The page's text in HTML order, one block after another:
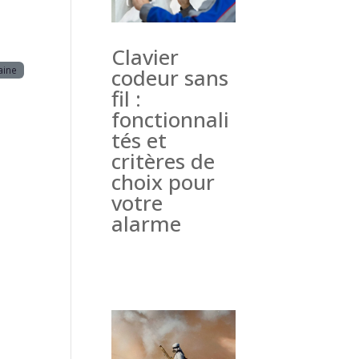
Clavier
codeur sans
fil :
fonctionnali
tés et
critères de
choix pour
votre
alarme